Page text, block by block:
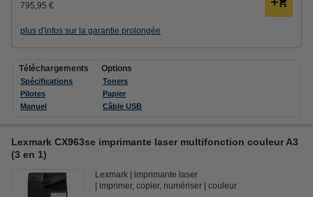
795,95 €
plus d'infos sur la garantie prolongée
Téléchargements
Spécifications
Pilotes
Manuel
Options
Toners
Papier
Câble USB
Lexmark CX963se imprimante laser multifonction couleur A3
(3 en 1)
Lexmark
imprimante laser
imprimer, copier, numériser
couleur